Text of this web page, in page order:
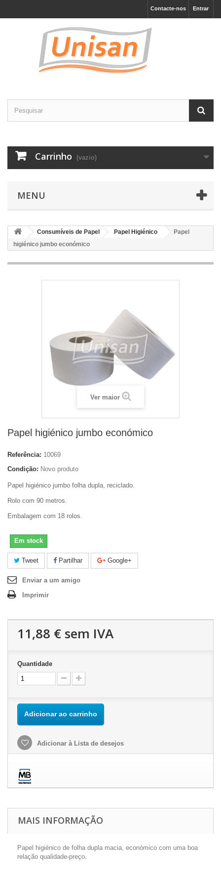
Entrar
Contacte-nos
Carrinho (vazio)
MENU
Consumíveis de Papel Papel Higiénico
Papel
higiénico jumbo económico
Ver maior
Papel higiénico jumbo económico
Referência: 10069
Condição: Novo produto
Papel higiénico jumbo folha dupla, reciclado.
Rolo com 90 metros.
Embalagem com 18 rolos.
Em stock
Tweet Partilhar Google+
Enviar a um amigo
Imprimir
11,88 € sem IVA
Quantidade
Adicionar ao carrinho
Adicionar à Lista de desejos
MAIS INFORMAÇÃO
Papel higiénico de folha dupla macia, económico com uma boa
relação qualidade-preço.